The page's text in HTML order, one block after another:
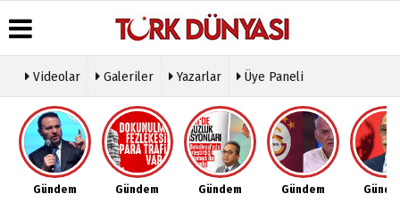
Üye Paneli
Haber
Arşivi
Gazete
Arşivi
Hava
Durumu
Gazete
Manşetleri
Anketler
Köşe
Yazarları
Video
Galeri
Foto
Künye
İletişim
Çerez
Politikası
Videolar Galeriler Yazarlar Üye Paneli
Gündem Gündem Gündem Gündem